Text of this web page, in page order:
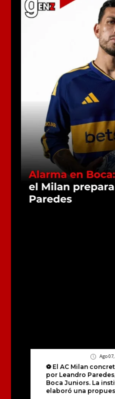
Ago
⚽ El AC Milan
por Leandro
Boca Juniors. La
elaboró una